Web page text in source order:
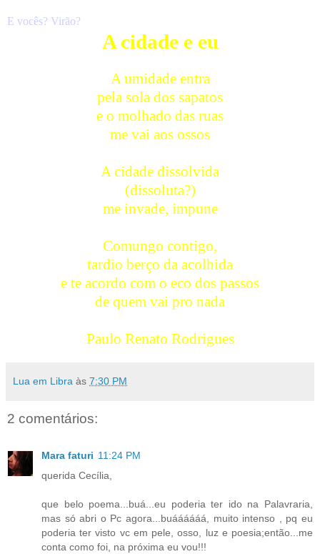
E vocês? Virão?
A cidade e eu
A umidade entra
pela sola dos sapatos
e o molhado das ruas
me vai aos ossos
A cidade dissolvida
(dissoluta?)
me invade, impune
Comungo contigo,
tardio berço da acolhida
e te acordo com o eco dos passos
de quem vai pro nada
Paulo Renato Rodrigues
Lua em Libra às 7:30 PM
2 comentários:
Mara faturi 11:24 PM
querida Cecília,
que belo poema...buá...eu poderia ter ido na Palavraria,
mas só abri o Pc agora...buáááááá, muito intenso , pq eu
poderia ter visto vc em pele, osso, luz e poesia;então...me
conta como foi, na próxima eu vou!!!